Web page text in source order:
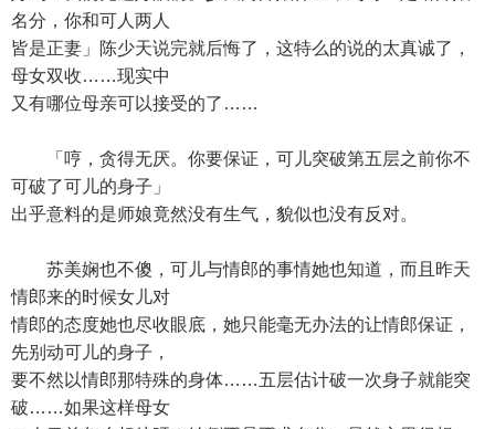
名分，你和可人两人
皆是正妻」陈少天说完就后悔了，这特么的说的太真诚了，
母女双收……现实中
又有哪位母亲可以接受的了……
「哼，贪得无厌。你要保证，可儿突破第五层之前你不
可破了可儿的身子」
出乎意料的是师娘竟然没有生气，貌似也没有反对。
苏美娴也不傻，可儿与情郎的事情她也知道，而且昨天
情郎来的时候女儿对
情郎的态度她也尽收眼底，她只能毫无办法的让情郎保证，
先别动可儿的身子，
要不然以情郎那特殊的身体……五层估计破一次身子就能突
破……如果这样母女